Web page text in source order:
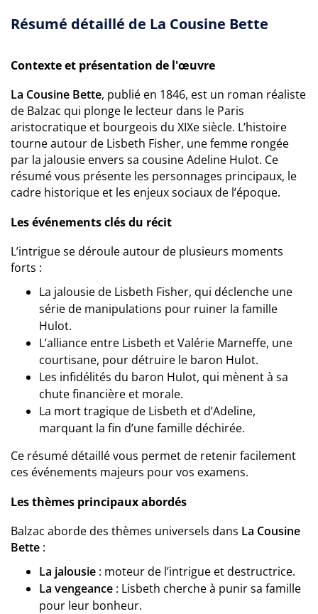
Résumé détaillé de La Cousine Bette
Contexte et présentation de l'œuvre
La Cousine Bette, publié en 1846, est un roman réaliste
de Balzac qui plonge le lecteur dans le Paris
aristocratique et bourgeois du XIXe siècle. L’histoire
tourne autour de Lisbeth Fisher, une femme rongée
par la jalousie envers sa cousine Adeline Hulot. Ce
résumé vous présente les personnages principaux, le
cadre historique et les enjeux sociaux de l’époque.
Les événements clés du récit
L’intrigue se déroule autour de plusieurs moments
forts :
La jalousie de Lisbeth Fisher, qui déclenche une
série de manipulations pour ruiner la famille
Hulot.
L’alliance entre Lisbeth et Valérie Marneffe, une
courtisane, pour détruire le baron Hulot.
Les infidélités du baron Hulot, qui mènent à sa
chute financière et morale.
La mort tragique de Lisbeth et d’Adeline,
marquant la fin d’une famille déchirée.
Ce résumé détaillé vous permet de retenir facilement
ces événements majeurs pour vos examens.
Les thèmes principaux abordés
Balzac aborde des thèmes universels dans La Cousine
Bette :
La jalousie : moteur de l’intrigue et destructrice.
La vengeance : Lisbeth cherche à punir sa famille
pour leur bonheur.